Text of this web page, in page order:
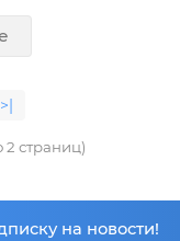
>|
2 страниц)
на новости!